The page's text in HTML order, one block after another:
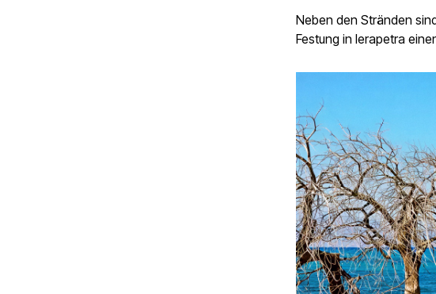
Neben den Stränden
Festung in Ierapetra